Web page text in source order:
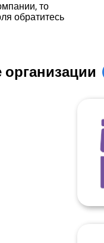
то
обратитесь